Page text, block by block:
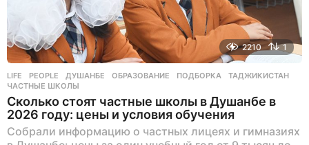
2210 1
LIFE ,PEOPLE ДУШАНБЕ ,ОБРАЗОВАНИЕ ,ПОДБОРКА ,ТАДЖИКИСТАН
ЧАСТНЫЕ ШКОЛЫ
Сколько стоят частные школы в Душанбе в
2026 году: цены и условия обучения
Собрали информацию о частных лицеях и гимназиях